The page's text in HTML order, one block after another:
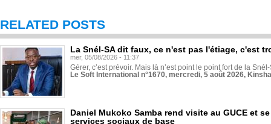
RELATED POSTS
La Snél-SA dit faux, ce n'est pas l'étiage, c'est
mer, 05/08/2026 - 11:37
Gérer, c’est prévoir. Mais là n’est point le point fort de la
Le Soft International n°1670, mercredi, 5 août 2026,
Daniel Mukoko Samba rend visite au GUCE et
services sociaux de base